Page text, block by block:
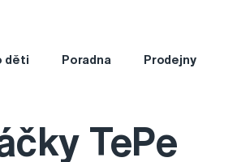
děti Poradna Prodejny
TePe